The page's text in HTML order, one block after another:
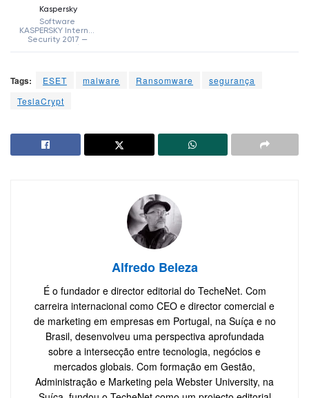
Tags: ESET malware Ransomware
segurança
TeslaCrypt
Alfredo Beleza
É o fundador e director editorial do TecheNet. Com
carreira internacional como CEO e director comercial e
de marketing em empresas em Portugal, na Suíça e no
Brasil, desenvolveu uma perspectiva aprofundada
sobre a intersecção entre tecnologia, negócios e
mercados globais. Com formação em Gestão,
Administração e Marketing pela Webster University, na